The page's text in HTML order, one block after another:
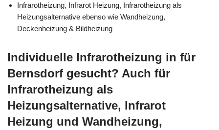
Infrarotheizung, Infrarot Heizung, Infrarotheizung als
Heizungsalternative ebenso wie Wandheizung,
Deckenheizung & Bildheizung
Individuelle Infrarotheizung in für
Bernsdorf gesucht? Auch für
Infrarotheizung als
Heizungsalternative, Infrarot
Heizung und Wandheizung,